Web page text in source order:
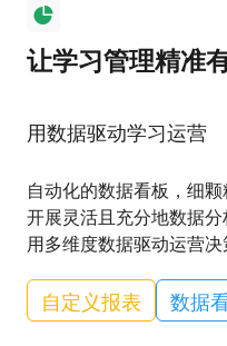
让学习管理精准
用数据驱动学习运营
自动化的数据看板，细
开展灵活且充分地数据
用多维度数据驱动运营决
自定义报表 数据